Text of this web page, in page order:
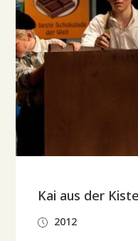
Kai aus der Kiste
2012